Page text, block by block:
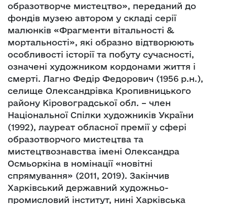
образотворче мистецтво», переданий до
фондів музею автором у складі серії
малюнків «Фрагменти вітальності &
мортальності», які образно відтворюють
особливості історії та побуту сучасності,
означені художником кордонами життя і
смерті. Лагно Федір Федорович (1956 р.н.),
селище Олександрівка Кропивницького
району Кіровоградської обл. – член
Національної Спілки художників України
(1992), лауреат обласної премії у сфері
образотворчого мистецтва та
мистецтвознавства імені Олександра
Осмьоркіна в номінації «новітні
спрямування» (2011, 2019). Закінчив
Харківський державний художньо-
промисловий інститут, нині Харківська